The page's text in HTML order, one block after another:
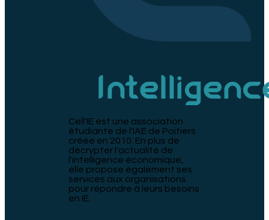
Cell'IE est une association
étudiante de l'IAE de Poitiers
créée en 2010. En plus de
décrypter l'actualité de
l'intelligence économique,
elle propose également ses
services aux organisations
pour répondre à leurs besoins
en IE.